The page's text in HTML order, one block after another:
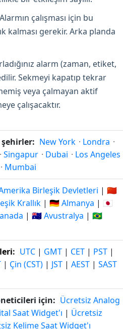
Alarmın çalışması için bu
kalması gerekir. Arka planda
alarm (zaman, etiket,
Sekmeyi kapatıp tekrar
veya çalmayan aktif
çalışacaktır.
New York · Londra ·
· Singapur · Dubai · Los Angeles
· Mumbai
Birleşik Devletleri | 🇨🇳
Krallık | 🇩🇪 Almanya | 🇯🇵
| 🇦🇺 Avustralya | 🇧🇷
: UTC | GMT | CET | PST |
| Çin (CST) | JST | AEST | SAST
için: Ücretsiz Analog
Saat Widget'ı | Ücretsiz
Kelime Saat Widget'ı